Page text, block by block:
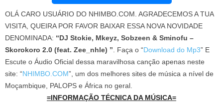
OLÁ CARO USUÁRIO DO NHIMBO.COM. AGRADECEMOS A TUA
VISITA, QUEIRA POR FAVOR BAIXAR ESSA NOVA NOVIDADE
DENOMINADA: “DJ Stokie, Mkeyz, Sobzeen & Sminofu –
Skorokoro 2.0 (feat. Zee_nhle) ” . Faça o “Download do Mp3” E
Escute o Áudio Oficial dessa maravilhosa canção apenas neste
site: “NHIMBO.COM”, um dos melhores sites de música a nível de
Moçambique, PALOPS e África no geral.
=INFORMAÇÃO TÉCNICA DA MÚSICA=